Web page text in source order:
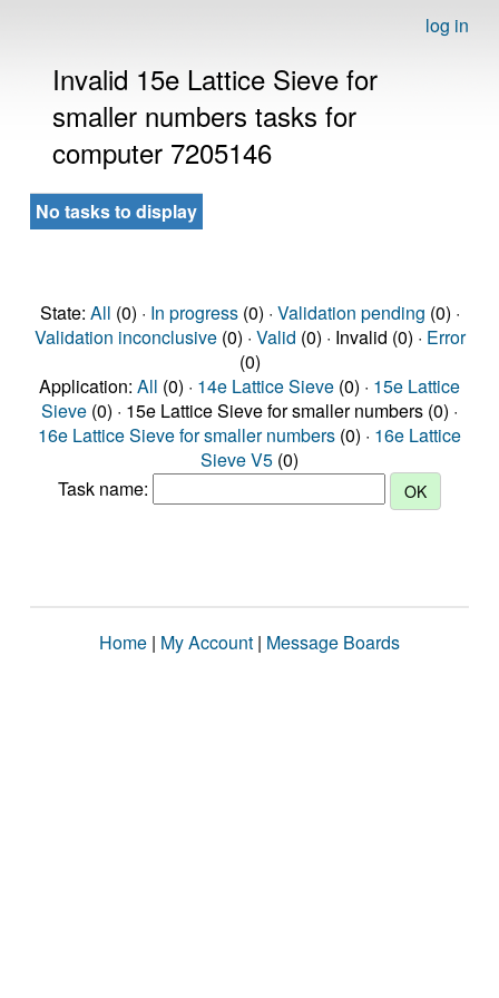
log in
Invalid 15e Lattice Sieve for
smaller numbers tasks for
computer 7205146
No tasks to display
State: All (0) · In progress(0) · Validation pending (0) ·
Validation inconclusive(0) · Valid (0) · Invalid (0) · Error
(0)
Application: All (0) · 14e Lattice Sieve (0) · 15e Lattice
Sieve (0) · 15e Lattice Sieve for smaller numbers (0) ·
16e Lattice Sieve for smaller numbers (0) · 16e Lattice
Sieve V5 (0)
Task name:
Home | My Account | Message Boards